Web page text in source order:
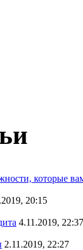
которые
20:15
4.11.2019, 22:37
2.11.2019, 22:27